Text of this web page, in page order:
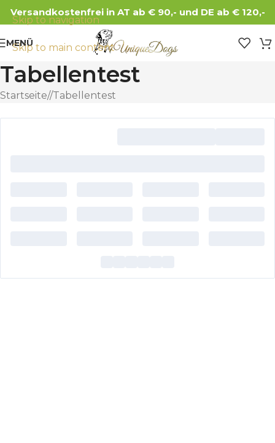
Skip to navigation
Skip to main content
Versandkostenfrei in AT ab € 90,- und DE ab € 120,-
MENÜ
Tabellentest
Startseite/ Tabellentest